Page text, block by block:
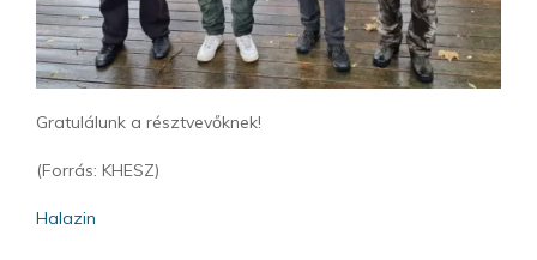
Gratulálunk a résztvevőknek!
(Forrás: KHESZ)
Halazin